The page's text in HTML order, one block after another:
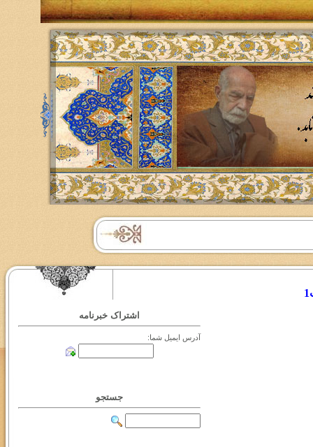
اشتراک خبرنامه
آدرس ایمیل شما:
جستجو